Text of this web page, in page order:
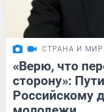
СТРАНА И МИР
«Верю, что
сторону»:
Российскому